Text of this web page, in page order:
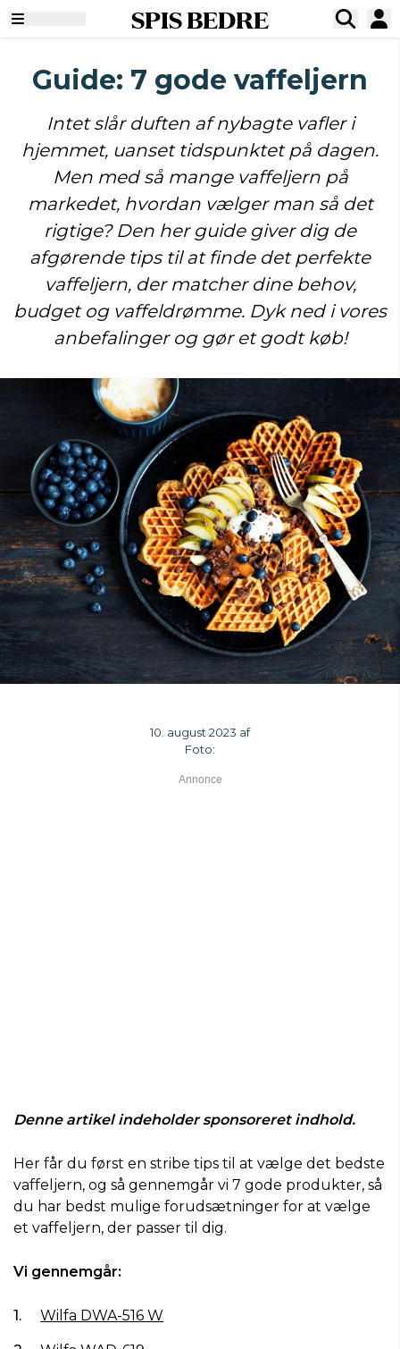
SPIS BEDRE
Guide: 7 gode vaffeljern
Intet slår duften af nybagte vafler i
hjemmet, uanset tidspunktet på dagen.
Men med så mange vaffeljern på
markedet, hvordan vælger man så det
rigtige? Den her guide giver dig de
afgørende tips til at finde det perfekte
vaffeljern, der matcher dine behov,
budget og vaffeldrømme. Dyk ned i vores
anbefalinger og gør et godt køb!
10. august 2023 af
Foto:
Denne artikel indeholder sponsoreret indhold.
Her får du først en stribe tips til at vælge det bedste
vaffeljern, og så gennemgår vi 7 gode produkter, så
du har bedst mulige forudsætninger for at vælge
et vaffeljern, der passer til dig.
Vi gennemgår:
Wilfa DWA-516 W